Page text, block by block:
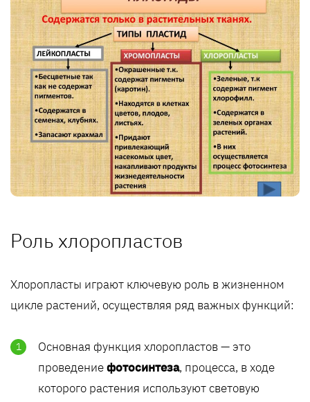
Роль хлоропластов
Хлоропласты играют ключевую роль в жизненном
цикле растений, осуществляя ряд важных функций:
Основная функция хлоропластов — это
проведениефотосинтеза, процесса, в ходе
которого растения используют световую